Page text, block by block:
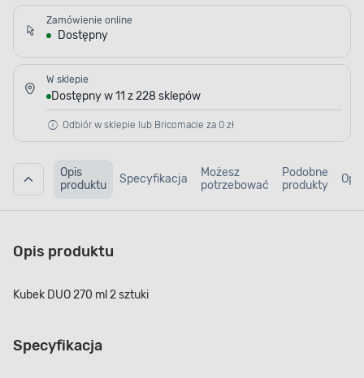
Zamówienie online
Dostępny
W sklepie
Dostępny w 11 z 228 sklepów
Odbiór w sklepie lub Bricomacie za 0 zł
Opis
produktu
Specyfikacja
Możesz
potrzebować
Podobne
produkty
Opis produktu
Kubek DUO 270 ml 2 sztuki
Specyfikacja